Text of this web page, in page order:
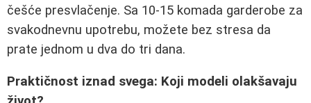
češće presvlačenje. Sa 10-15 komada garderobe za
svakodnevnu upotrebu, možete bez stresa da
pratе jednom u dva do tri dana.
Praktičnost iznad svega: Koji modeli olakšavaju